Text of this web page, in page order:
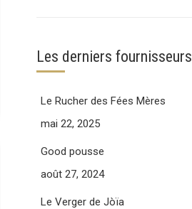
Les derniers fournisseurs
Le Rucher des Fées Mères
mai 22, 2025
Good pousse
août 27, 2024
Le Verger de Jòïa